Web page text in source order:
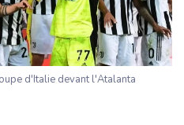
d'Italie devant l'Atalanta